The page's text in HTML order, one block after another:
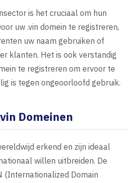
is het cruciaal om hun
uw .vin domein te registreren,
uw naam gebruiken of
klanten. Het is ook verstandig
te registreren om ervoor te
is tegen ongeoorloofd gebruik.
Domeinen
erkend en zijn ideaal
willen uitbreiden. De
(Internationalized Domain